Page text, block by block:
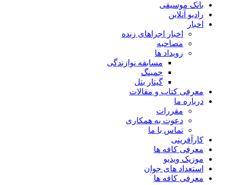
بانک موسیقی
رادیو آنلاین
اخبار
اخبار اجراهای زنده
مصاحبه
رویداد ها
مسابقه نوازندگی
جمینگ
گیتار بتل
معرفی کتاب و مقالات
درباره ما
مقررات
دعوت به همکاری
تماس با ما
کارآفرینی
معرفی کافه ها
موزیک ویدیو
استعداد های جوان
معرفی کافه ها